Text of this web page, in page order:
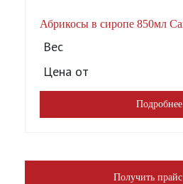
Абрикосы в сиропе 850мл
Вес
Цена от
Подробнее
Получить